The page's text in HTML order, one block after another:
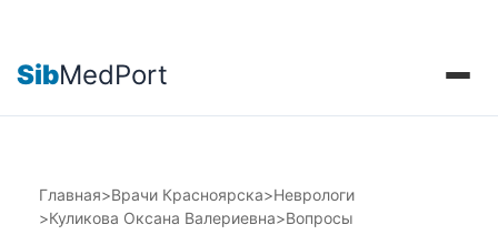
SibMedPort
Главная>Врачи Красноярска>Неврологи
>Куликова Оксана Валериевна>Вопросы